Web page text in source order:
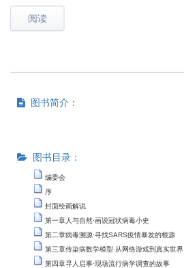
阅读
图书简介：
图书目录：
编委会
序
封面绘画解说
第一章人与自然·画说冠状病毒小史
第二章病毒溯源·寻找SARS疫情暴发的根源
第三章传染病数学模型·从网络游戏到真实世界
第四章寻人启事·现场流行病学调查的故事